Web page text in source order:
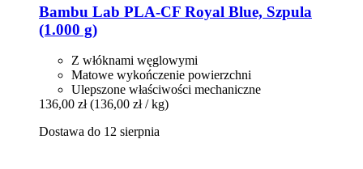
Bambu Lab PLA-​CF Royal Blue, Szpula
(1.000 g)
Z włóknami węglowymi
Matowe wykończenie powierzchni
Ulepszone właściwości mechaniczne
136,00 zł (136,00 zł / kg)
Dostawa do 12 sierpnia